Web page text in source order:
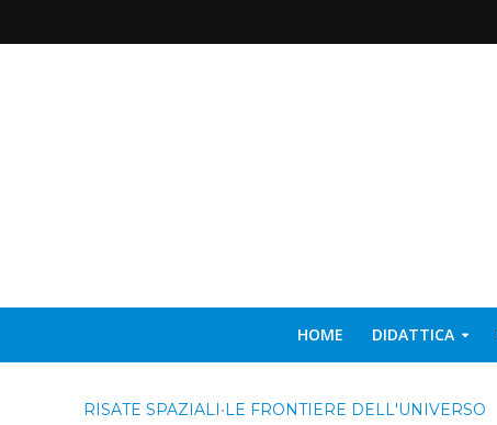
HOME DIDATTICA
RISATE SPAZIALI•LE FRONTIERE DELL'UNIVERSO